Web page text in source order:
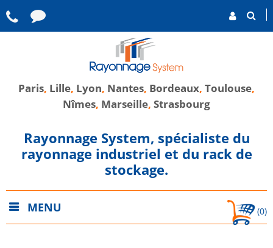
Paris, Lille, Lyon, Nantes, Bordeaux, Toulouse,
Nîmes, Marseille, Strasbourg
Rayonnage System, spécialiste du
rayonnage industriel et du rack de
stockage.
MENU (0)